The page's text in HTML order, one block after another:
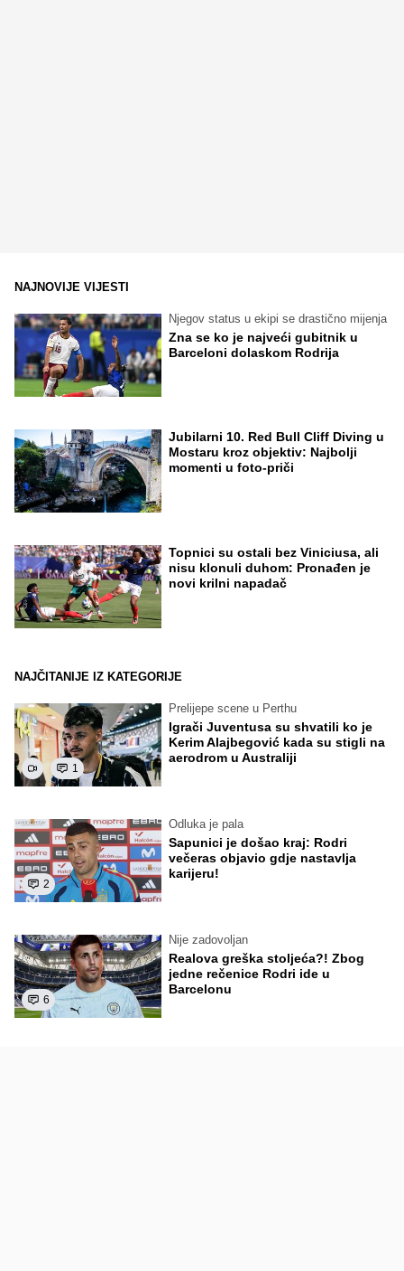
NAJNOVIJE VIJESTI
Njegov status u ekipi se drastično mijenja
Zna se ko je najveći gubitnik u
Barceloni dolaskom Rodrija
Jubilarni 10. Red Bull Cliff Diving u
Mostaru kroz objektiv: Najbolji
momenti u foto-priči
Topnici su ostali bez Viniciusa, ali
nisu klonuli duhom: Pronađen je
novi krilni napadač
NAJČITANIJE IZ KATEGORIJE
1
Prelijepe scene u Perthu
Igrači Juventusa su shvatili ko je
Kerim Alajbegović kada su stigli na
aerodrom u Australiji
2
Odluka je pala
Sapunici je došao kraj: Rodri
večeras objavio gdje nastavlja
karijeru!
6
Nije zadovoljan
Realova greška stoljeća?! Zbog
jedne rečenice Rodri ide u
Barcelonu